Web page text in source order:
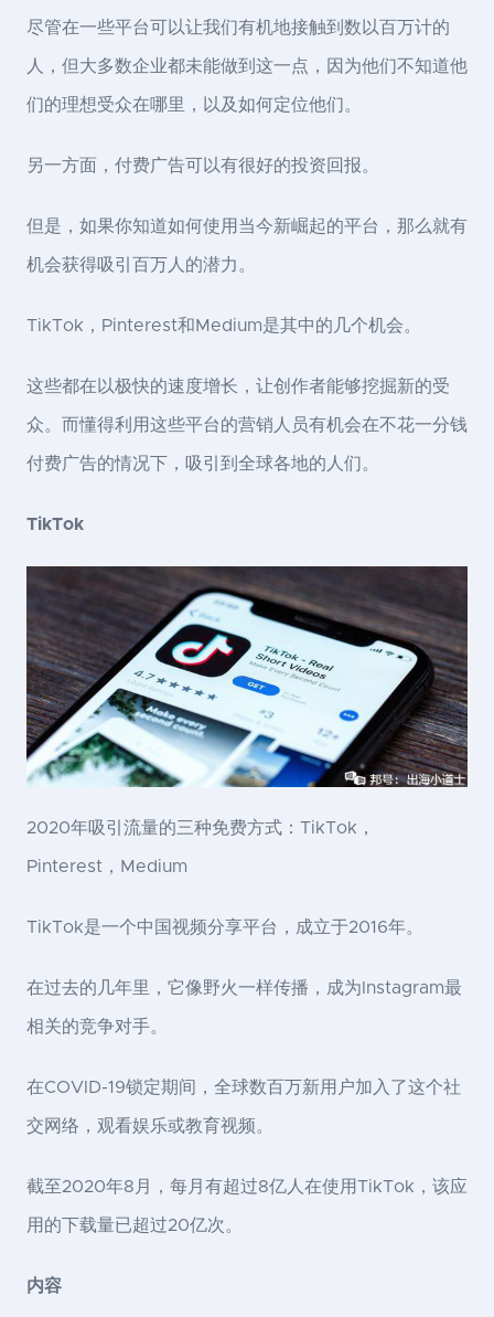
尽管在一些平台可以让我们有机地接触到数以百万计的
人，但大多数企业都未能做到这一点，因为他们不知道他
们的理想受众在哪里，以及如何定位他们。
另一方面，付费广告可以有很好的投资回报。
但是，如果你知道如何使用当今新崛起的平台，那么就有
机会获得吸引百万人的潜力。
TikTok，Pinterest和Medium是其中的几个机会。
这些都在以极快的速度增长，让创作者能够挖掘新的受
众。而懂得利用这些平台的营销人员有机会在不花一分钱
付费广告的情况下，吸引到全球各地的人们。
TikTok
2020年吸引流量的三种免费方式：TikTok，
Pinterest，Medium
TikTok是一个中国视频分享平台，成立于2016年。
在过去的几年里，它像野火一样传播，成为Instagram最
相关的竞争对手。
在COVID-19锁定期间，全球数百万新用户加入了这个社
交网络，观看娱乐或教育视频。
截至2020年8月，每月有超过8亿人在使用TikTok，该应
用的下载量已超过20亿次。
内容